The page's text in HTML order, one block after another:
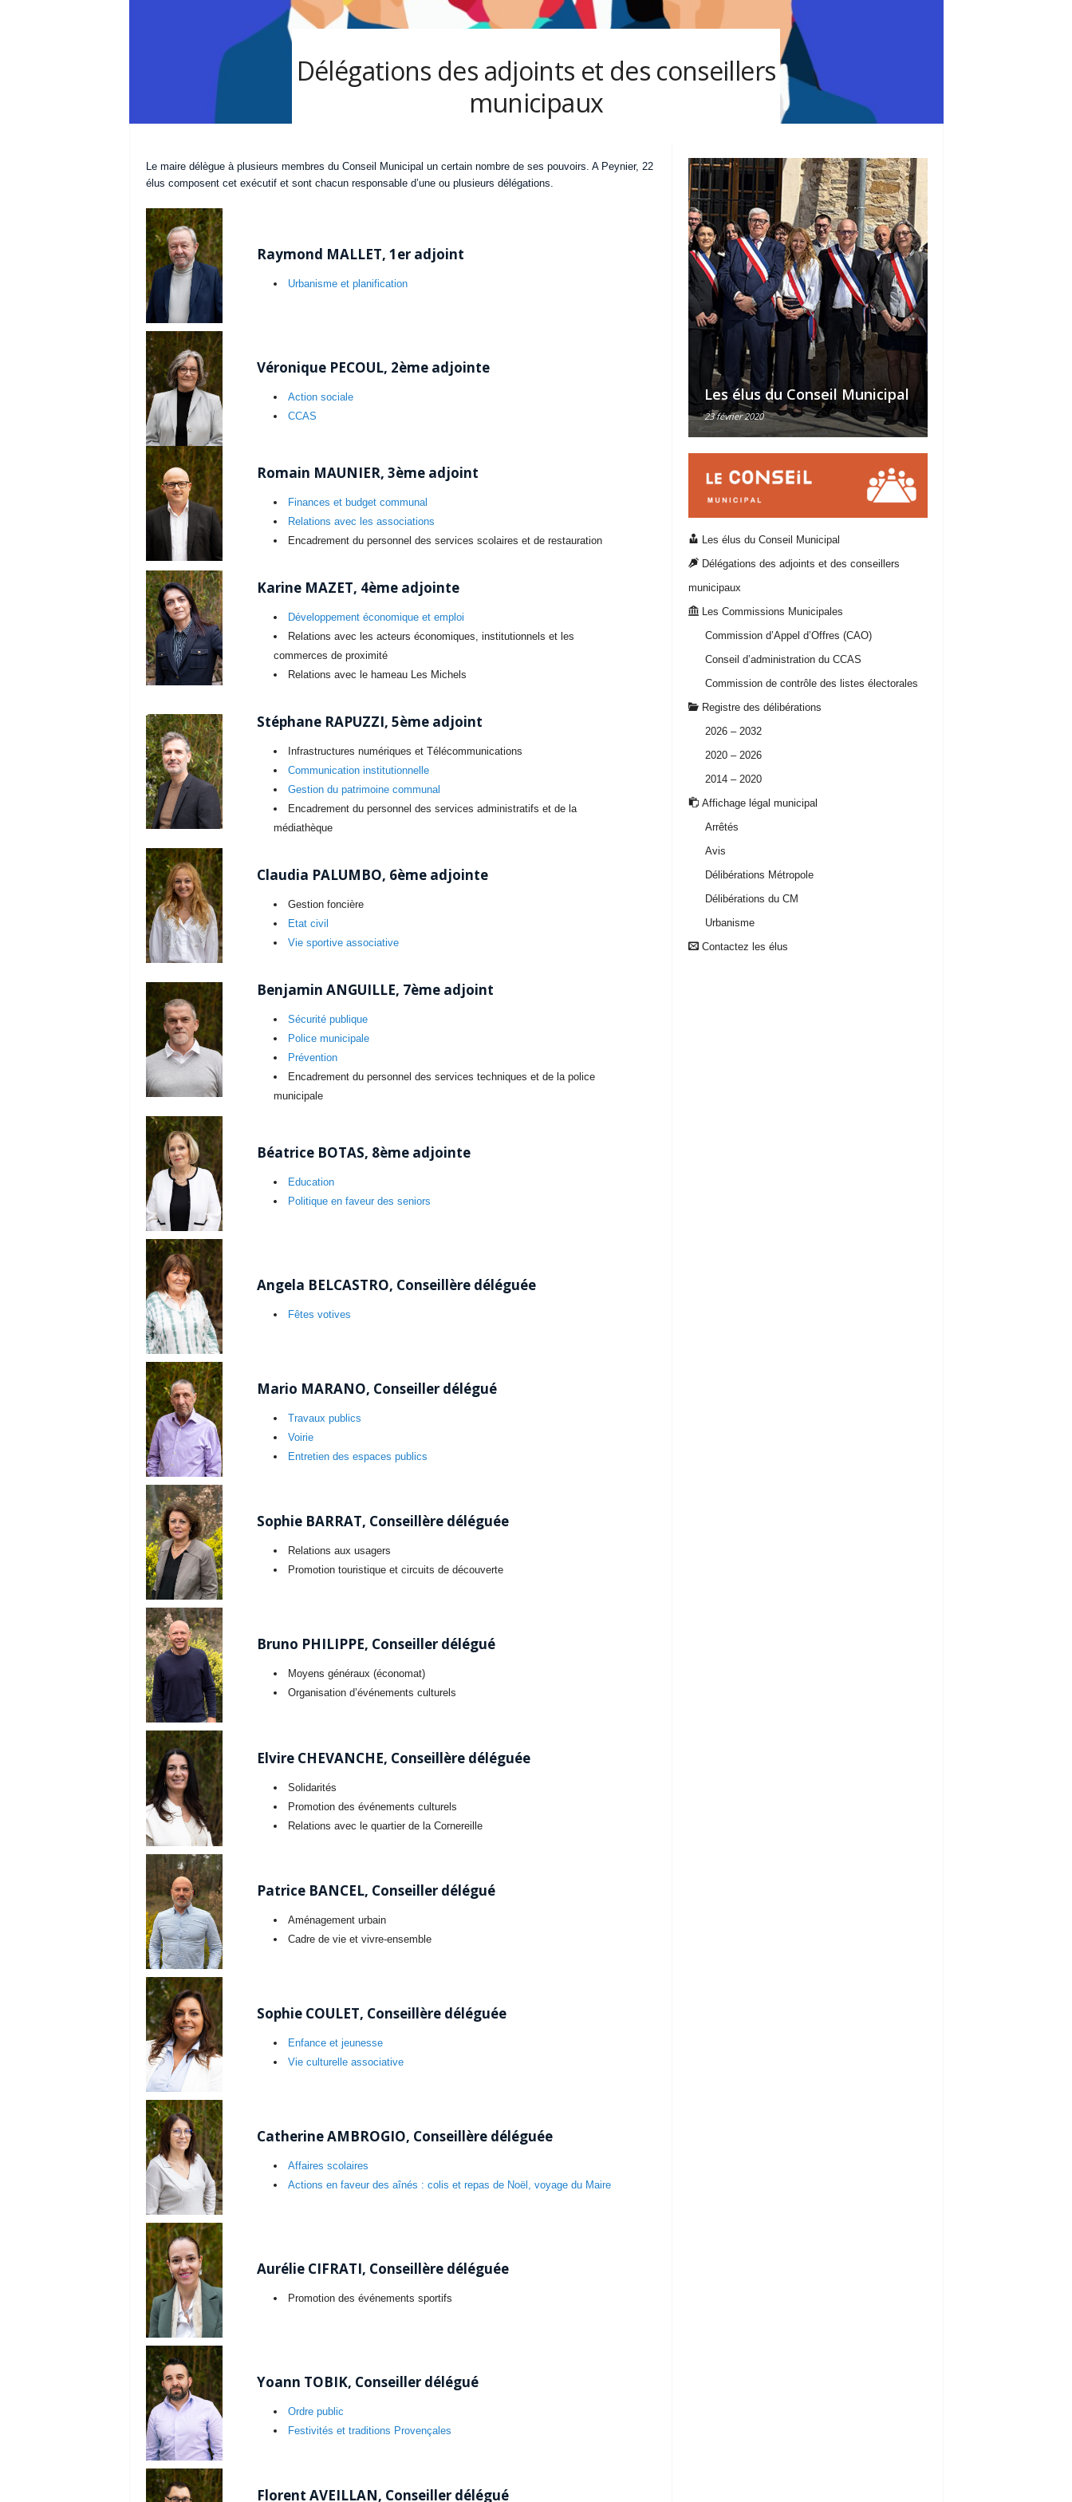
Délégations des adjoints et des conseillers
municipaux
Le maire délègue à plusieurs membres du Conseil Municipal un certain nombre de ses pouvoirs. A Peynier, 22
élus composent cet exécutif et sont chacun responsable d’une ou plusieurs délégations.
Raymond MALLET, 1er adjoint
Urbanisme et planification
Véronique PECOUL, 2ème adjointe
Action sociale
CCAS
Romain MAUNIER, 3ème adjoint
Finances et budget communal
Relations avec les associations
Encadrement du personnel des services scolaires et de restauration
Karine MAZET, 4ème adjointe
Développement économique et emploi
Relations avec les acteurs économiques, institutionnels et les
commerces de proximité
Relations avec le hameau Les Michels
Stéphane RAPUZZI, 5ème adjoint
Infrastructures numériques et Télécommunications
Communication institutionnelle
Gestion du patrimoine communal
Encadrement du personnel des services administratifs et de la
médiathèque
Claudia PALUMBO, 6ème adjointe
Gestion foncière
Etat civil
Vie sportive associative
Benjamin ANGUILLE, 7ème adjoint
Sécurité publique
Police municipale
Prévention
Encadrement du personnel des services techniques et de la police
municipale
Béatrice BOTAS, 8ème adjointe
Education
Politique en faveur des seniors
Angela BELCASTRO, Conseillère déléguée
Fêtes votives
Mario MARANO, Conseiller délégué
Travaux publics
Voirie
Entretien des espaces publics
Sophie BARRAT, Conseillère déléguée
Relations aux usagers
Promotion touristique et circuits de découverte
Bruno PHILIPPE, Conseiller délégué
Moyens généraux (économat)
Organisation d’événements culturels
Elvire CHEVANCHE, Conseillère déléguée
Solidarités
Promotion des événements culturels
Relations avec le quartier de la Cornereille
Patrice BANCEL, Conseiller délégué
Aménagement urbain
Cadre de vie et vivre-ensemble
Sophie COULET, Conseillère déléguée
Enfance et jeunesse
Vie culturelle associative
Catherine AMBROGIO, Conseillère déléguée
Affaires scolaires
Actions en faveur des aînés : colis et repas de Noël, voyage du Maire
Aurélie CIFRATI, Conseillère déléguée
Promotion des événements sportifs
Yoann TOBIK, Conseiller délégué
Ordre public
Festivités et traditions Provençales
Florent AVEILLAN, Conseiller délégué
Les élus du Conseil Municipal
23 février 2020
Les élus du Conseil Municipal
Délégations des adjoints et des conseillers
municipaux
Les Commissions Municipales
Commission d’Appel d’Offres (CAO)
Conseil d’administration du CCAS
Commission de contrôle des listes électorales
Registre des délibérations
2026 – 2032
2020 – 2026
2014 – 2020
Affichage légal municipal
Arrêtés
Avis
Délibérations Métropole
Délibérations du CM
Urbanisme
Contactez les élus